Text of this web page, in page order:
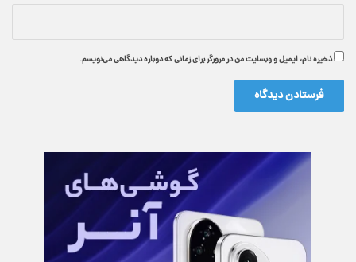
ذخیره نام، ایمیل و وبسایت من در مرورگر برای زمانی که دوباره دیدگاهی می‌نویسم.